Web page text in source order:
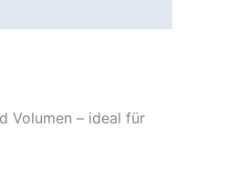
Volumen – ideal für